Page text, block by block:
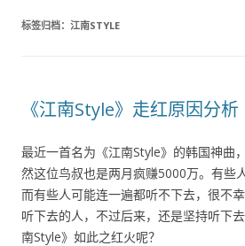
标签归档： 江南STYLE
《江南Style》走红原因分析
最近一首名为《江南Style》的韩国神曲
然这位鸟叔也是两月疯赚5000万。有些
而有些人可能连一遍都听不下去，很不
听下去的人，不过后来，还是坚持听下
南Style》如此之红火呢？